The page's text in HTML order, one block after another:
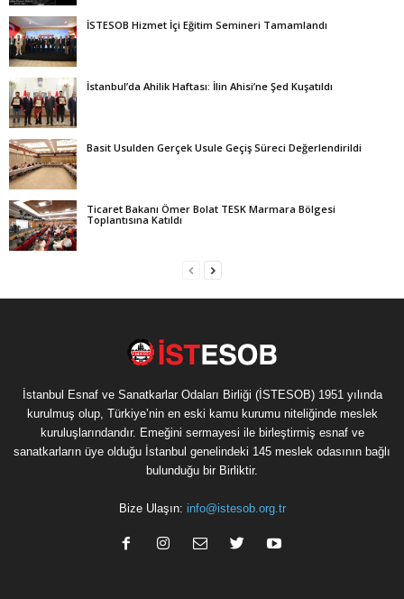
İSTESOB Hizmet İçi Eğitim Semineri Tamamlandı
İstanbul’da Ahilik Haftası: İlin Ahisi’ne Şed Kuşatıldı
Basit Usulden Gerçek Usule Geçiş Süreci Değerlendirildi
Ticaret Bakanı Ömer Bolat TESK Marmara Bölgesi
Toplantısına Katıldı
İstanbul Esnaf ve Sanatkarlar Odaları Birliği (İSTESOB) 1951 yılında
kurulmuş olup, Türkiye’nin en eski kamu kurumu niteliğinde meslek
kuruluşlarındandır. Emeğini sermayesi ile birleştirmiş esnaf ve
sanatkarların üye olduğu İstanbul genelindeki 145 meslek odasının bağlı
bulunduğu bir Birliktir.
Bize Ulaşın: info@istesob.org.tr